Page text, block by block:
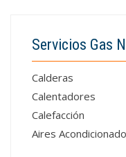
Servicios Gas
Calderas
Calentadores
Calefacción
Aires